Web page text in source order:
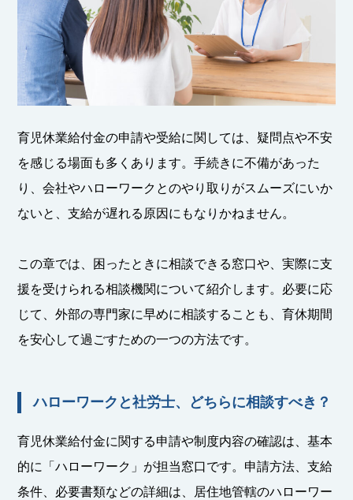
育児休業給付金の申請や受給に関しては、疑問点や不安
を感じる場面も多くあります。手続きに不備があった
り、会社やハローワークとのやり取りがスムーズにいか
ないと、支給が遅れる原因にもなりかねません。
この章では、困ったときに相談できる窓口や、実際に支
援を受けられる相談機関について紹介します。必要に応
じて、外部の専門家に早めに相談することも、育休期間
を安心して過ごすための一つの方法です。
ハローワークと社労士、どちらに相談すべき？
育児休業給付金に関する申請や制度内容の確認は、基本
的に「ハローワーク」が担当窓口です。申請方法、支給
条件、必要書類などの詳細は、居住地管轄のハローワー